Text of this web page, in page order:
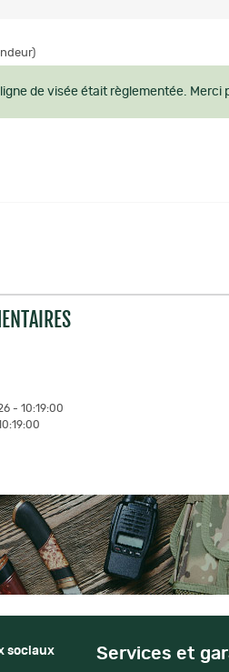
de visée était règlementée. Merci
- 10:19:00
sociaux Services et